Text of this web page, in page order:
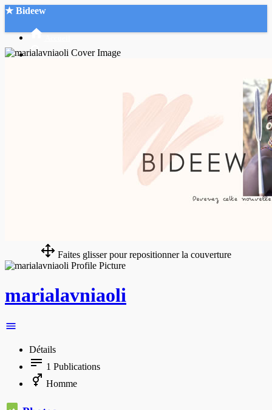
★ Bideew
Faites glisser pour repositionner la couverture
marialavniaoli
Détails
1 Publications
Homme